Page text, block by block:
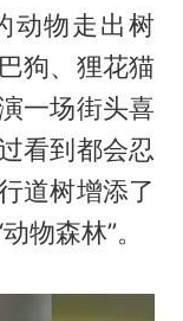
动物走出树
狗、狸花猫
一场街头喜
看到都会忍
道树增添了
物森林”。